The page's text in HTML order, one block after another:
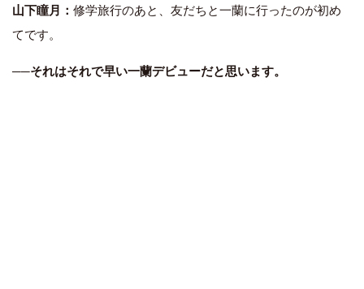
山下瞳月： 修学旅行のあと、友だちと一蘭に行ったのが初め
てです。
──それはそれで早い一蘭デビューだと思います。